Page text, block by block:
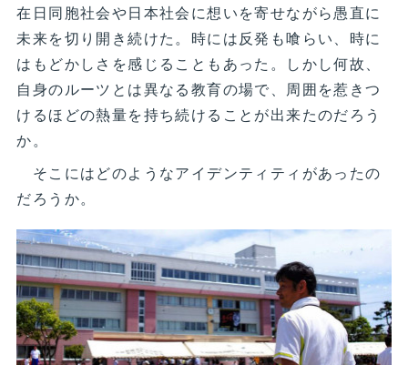
在日同胞社会や日本社会に想いを寄せながら愚直に
未来を切り開き続けた。時には反発も喰らい、時に
はもどかしさを感じることもあった。しかし何故、
自身のルーツとは異なる教育の場で、周囲を惹きつ
けるほどの熱量を持ち続けることが出来たのだろう
か。
そこにはどのようなアイデンティティがあったの
だろうか。